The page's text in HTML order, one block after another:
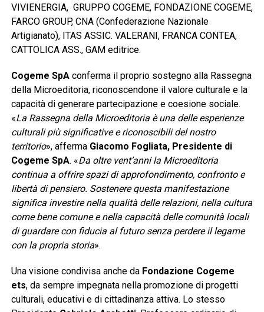
VIVIENERGIA, GRUPPO COGEME, FONDAZIONE COGEME,
FARCO GROUP, CNA (Confederazione Nazionale
Artigianato), ITAS ASSIC. VALERANI, FRANCA CONTEA,
CATTOLICA ASS., GAM editrice.
Cogeme SpAconferma il proprio sostegno alla Rassegna
della Microeditoria, riconoscendone il valore culturale e la
capacità di generare partecipazione e coesione sociale.
«La Rassegna della Microeditoria è una delle esperienze
culturali più significative e riconoscibili del nostro
territorio», afferma Giacomo Fogliata, Presidente di
Cogeme SpA. «Da oltre vent’anni la Microeditoria
continua a offrire spazi di approfondimento, confronto e
libertà di pensiero. Sostenere questa manifestazione
significa investire nella qualità delle relazioni, nella cultura
come bene comune e nella capacità delle comunità locali
di guardare con fiducia al futuro senza perdere il legame
con la propria storia».
Una visione condivisa anche da Fondazione Cogeme
ets, da sempre impegnata nella promozione di progetti
culturali, educativi e di cittadinanza attiva. Lo stesso